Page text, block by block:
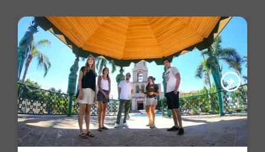
arrow_circle_left arrow_circle_right